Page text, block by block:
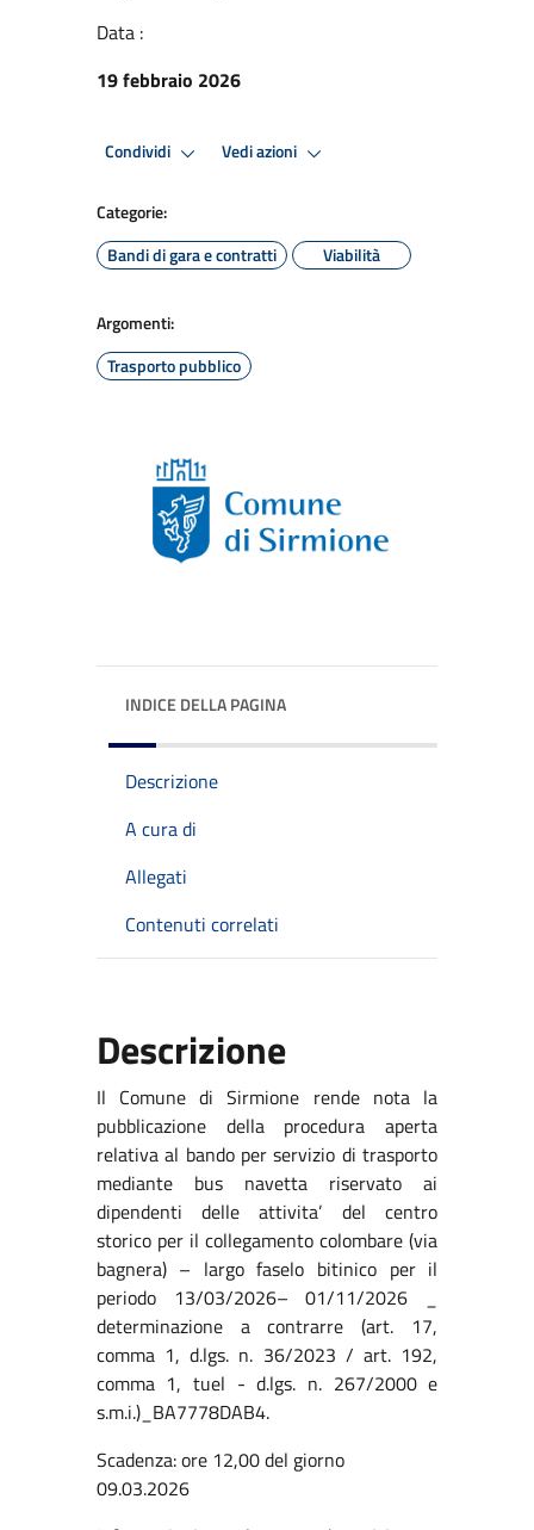
Data :
19 febbraio 2026
Condividi Vedi azioni
Categorie:
Bandi di gara e contratti
Viabilità
Argomenti:
Trasporto pubblico
INDICE DELLA PAGINA
Descrizione
A cura di
Allegati
Contenuti correlati
Descrizione
Il Comune di Sirmione rende nota la
pubblicazione della procedura aperta
relativa al bando per servizio di trasporto
mediante bus navetta riservato ai
dipendenti delle attivita’ del centro
storico per il collegamento colombare (via
bagnera) – largo faselo bitinico per il
periodo 13/03/2026– 01/11/2026 _
determinazione a contrarre (art. 17,
comma 1, d.lgs. n. 36/2023 / art. 192,
comma 1, tuel - d.lgs. n. 267/2000 e
s.m.i.)_BA7778DAB4.
Scadenza: ore 12,00 del giorno
09.03.2026